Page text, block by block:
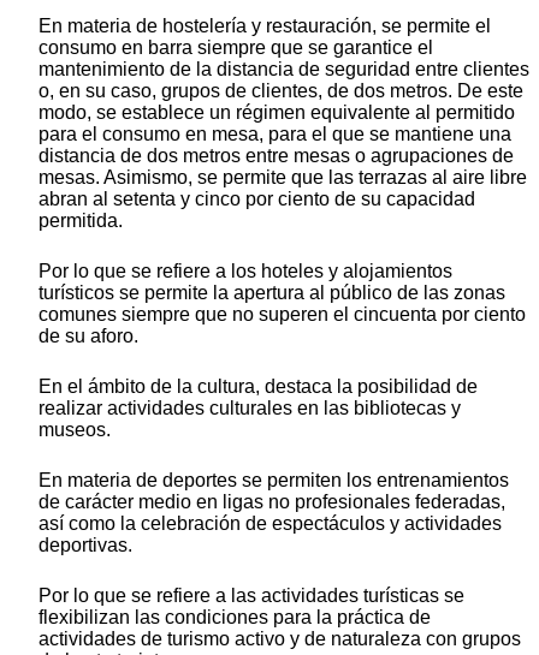
En materia de hostelería y restauración, se permite el
consumo en barra siempre que se garantice el
mantenimiento de la distancia de seguridad entre clientes
o, en su caso, grupos de clientes, de dos metros. De este
modo, se establece un régimen equivalente al permitido
para el consumo en mesa, para el que se mantiene una
distancia de dos metros entre mesas o agrupaciones de
mesas. Asimismo, se permite que las terrazas al aire libre
abran al setenta y cinco por ciento de su capacidad
permitida.
Por lo que se refiere a los hoteles y alojamientos
turísticos se permite la apertura al público de las zonas
comunes siempre que no superen el cincuenta por ciento
de su aforo.
En el ámbito de la cultura, destaca la posibilidad de
realizar actividades culturales en las bibliotecas y
museos.
En materia de deportes se permiten los entrenamientos
de carácter medio en ligas no profesionales federadas,
así como la celebración de espectáculos y actividades
deportivas.
Por lo que se refiere a las actividades turísticas se
flexibilizan las condiciones para la práctica de
actividades de turismo activo y de naturaleza con grupos